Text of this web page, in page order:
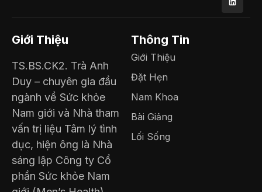
Giới Thiệu
TS.BS.CK2. Trà Anh
Duy – chuyên gia đầu
ngành về Sức khỏe
Nam giới và Nhà tham
vấn trị liệu Tâm lý tình
dục, hiện ông là Nhà
sáng lập Công ty Cổ
phần Sức khỏe Nam
Thông Tin
Giới Thiệu
Đặt Hẹn
Nam Khoa
Bài Giảng
Lối Sống